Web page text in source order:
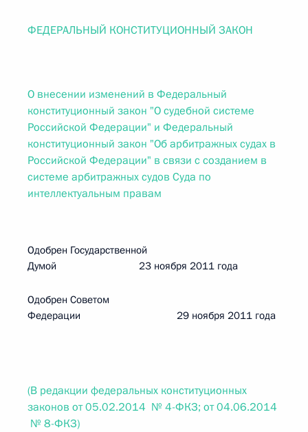
ФЕДЕРАЛЬНЫЙ КОНСТИТУЦИОННЫЙ ЗАКОН
О внесении изменений в Федеральный
конституционный закон "О судебной системе
Российской Федерации" и Федеральный
конституционный закон "Об арбитражных судах в
Российской Федерации" в связи с созданием в
системе арбитражных судов Суда по
интеллектуальным правам
Одобрен Государственной
Думой 23 ноября 2011 года
Одобрен Советом
Федерации 29 ноября 2011 года
(В редакции федеральных конституционных
законов от 05.02.2014 № 4-ФКЗ; от 04.06.2014
№ 8-ФКЗ)